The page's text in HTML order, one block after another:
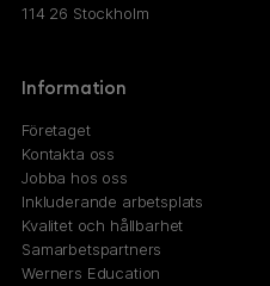
114 26 Stockholm
Information
Företaget
Kontakta oss
Jobba hos oss
Inkluderande arbetsplats
Kvalitet och hållbarhet
Samarbetspartners
Werners Education